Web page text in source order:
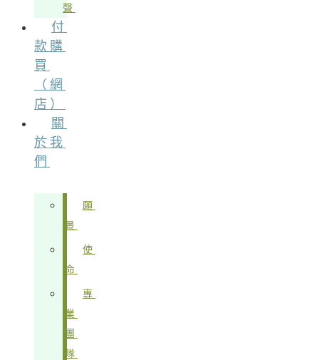
聲
付
款購
買
（網
店）
關
於我
們
願
景
使
命
專
業
團
隊